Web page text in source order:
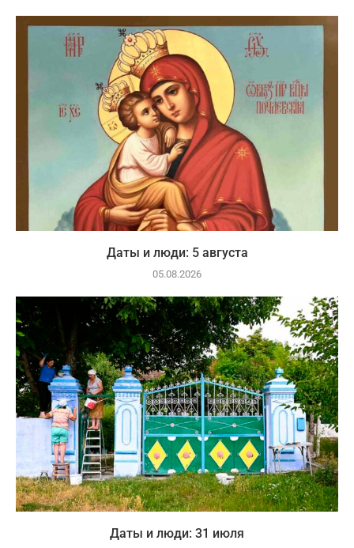
Даты и люди: 5 августа
05.08.2026
Даты и люди: 31 июля